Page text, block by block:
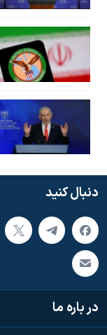
دنبال کنید
در باره ما